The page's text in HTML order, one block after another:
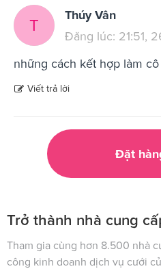
T
Thúy Vân
Đăng lúc: 21:51,
những cách kết hợp làm
Viết trả lời
Đặt
Trở thành nhà cung
Tham gia cùng hơn 8.500 nhà
công kinh doanh dịch vụ cưới